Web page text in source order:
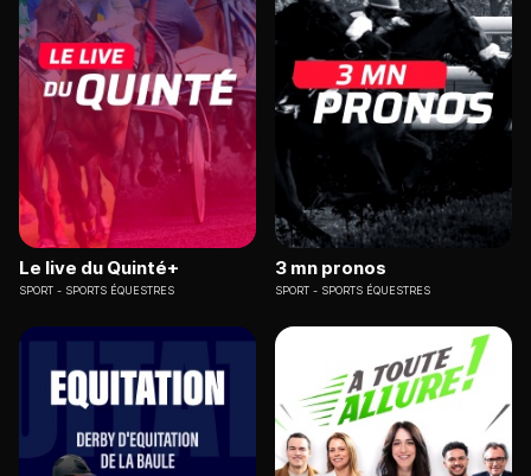
Le live du Quinté+
SPORT SPORTS ÉQUESTRES
3 mn pronos
SPORT SPORTS ÉQUESTRES